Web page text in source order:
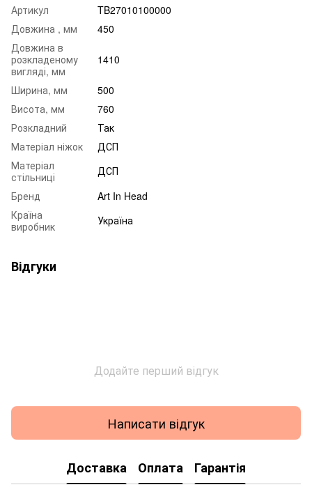
Артикул
TB27010100000
Довжина , мм
450
Довжина в
розкладеному
вигляді, мм
1410
Ширина, мм
500
Висота, мм
760
Розкладний
Так
Матеріал ніжок
ДСП
Матеріал
стільниці
ДСП
Бренд
Art In Head
Країна
виробник
Україна
Відгуки
Додайте перший відгук
Написати відгук
Доставка Оплата Гарантія